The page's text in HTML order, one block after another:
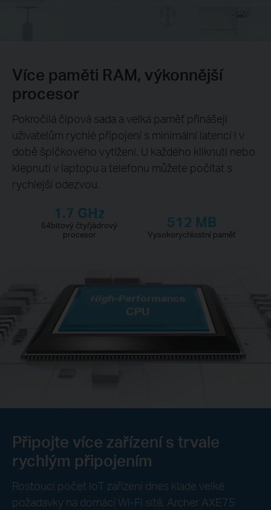
Více paměti RAM, výkonnější
procesor
Pokročilá čipová sada a velká paměť přinášejí
uživatelům rychlé připojení s minimální latencí i v
době špičkového vytížení. U každého kliknutí nebo
klepnutí v laptopu a telefonu můžete počítat s
rychlejší odezvou.
1.7 GHz
64bitový čtyřjádrový
procesor
512 MB
Vysokorychlostní paměť
Připojte více zařízení s trvale
rychlým připojením
Rostoucí počet IoT zařízení dnes klade velké
požadavky na domácí Wi-Fi sítě. Archer AXE75